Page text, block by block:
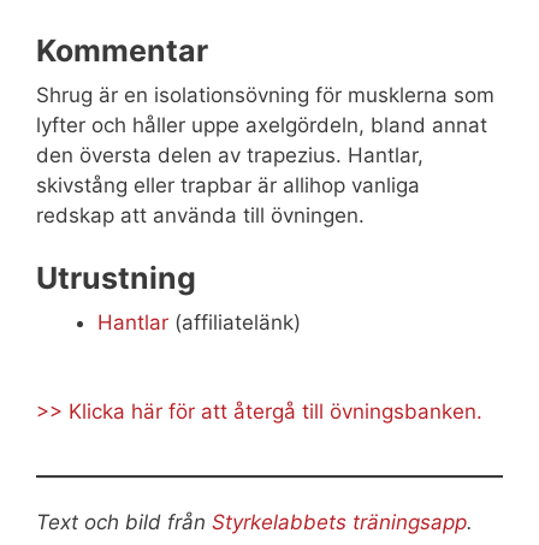
Kommentar
Shrug är en isolationsövning för musklerna som
lyfter och håller uppe axelgördeln, bland annat
den översta delen av trapezius. Hantlar,
skivstång eller trapbar är allihop vanliga
redskap att använda till övningen.
Utrustning
Hantlar (affiliatelänk)
>> Klicka här för att återgå till övningsbanken.
Text och bild från Styrkelabbets träningsapp.